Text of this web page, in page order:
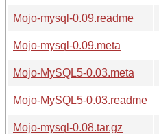
Mojo-mysql-0.09.readme
Mojo-mysql-0.09.meta
Mojo-MySQL5-0.03.meta
Mojo-MySQL5-0.03.readme
Mojo-mysql-0.08.tar.gz